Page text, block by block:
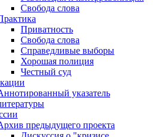
Свобода слова
Приватность
Свобода слова
Справедливые выборы
Хорошая полиция
Честный суд
указатель
предыдущего проекта